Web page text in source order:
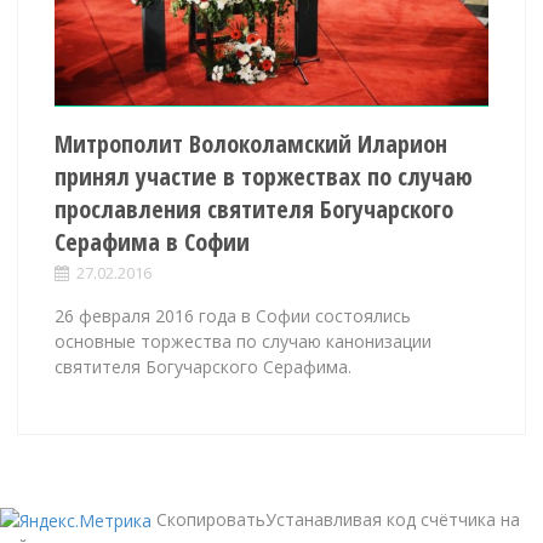
Митрополит Волоколамский Иларион
принял участие в торжествах по случаю
прославления святителя Богучарского
Серафима в Софии
27.02.2016
26 февраля 2016 года в Софии состоялись
основные торжества по случаю канонизации
святителя Богучарского Серафима.
СкопироватьУстанавливая код счётчика на